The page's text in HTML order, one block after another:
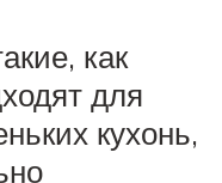
как
для
кухонь,